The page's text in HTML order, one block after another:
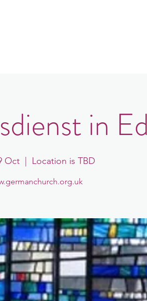
in
Oct
  |
Location is TBD